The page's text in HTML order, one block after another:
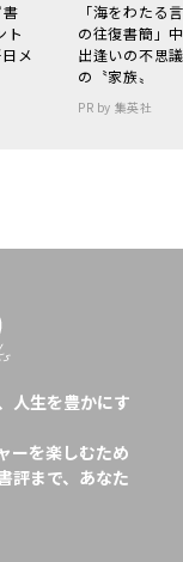
書
ト
メ
「海をわた
の往復書簡」
出逢いの不思
の〝家族〟
PR by 集英社
人生を豊かにす
ーを楽しむため
評まで、あなた